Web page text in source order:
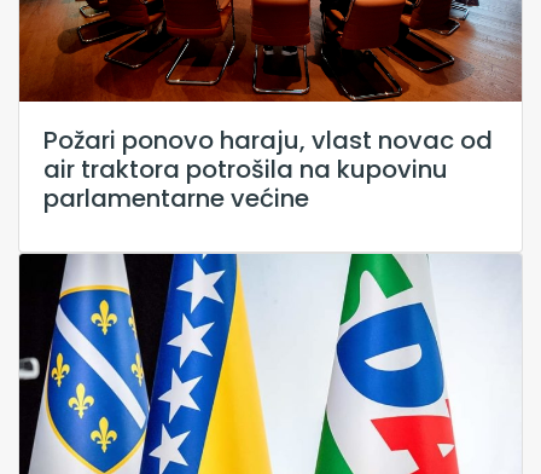
Požari ponovo haraju, vlast novac od
air traktora potrošila na kupovinu
parlamentarne većine